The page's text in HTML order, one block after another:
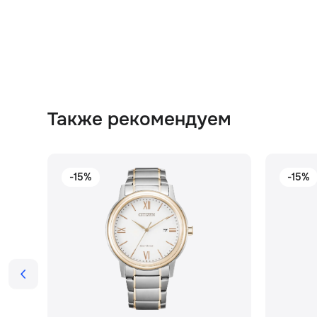
Также рекомендуем
-15% -15%